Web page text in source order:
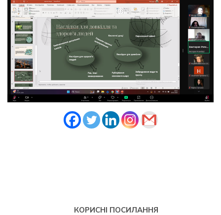
КОРИСНІ ПОСИЛАННЯ